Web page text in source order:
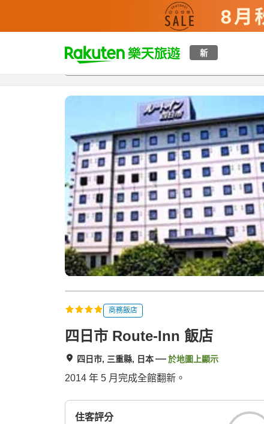
新
t
p
a
r
c
h
總覽客房與方案評語特點設施
商務飯店
四日市 Route-Inn 飯店
四日市, 三重縣, 日本 於地圖上顯示
2014 年 5 月完成全館翻新。
住客評分